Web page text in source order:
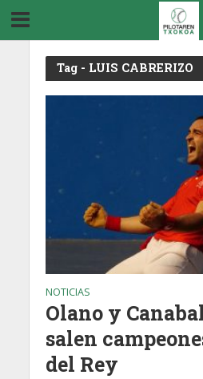
Tag - LUIS CABRERIZO
NOTICIAS
Olano y
salen
del Rey